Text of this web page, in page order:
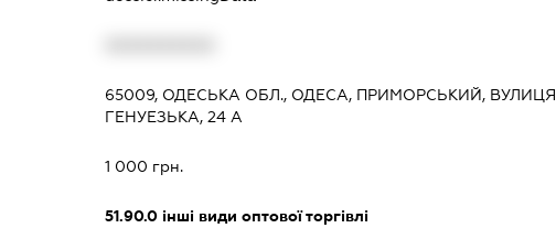
65009, ОДЕСЬКА ОБЛ., ОДЕСА, ПРИМОРСЬКИЙ, ВУЛИЦЯ
ГЕНУЕЗЬКА, 24 А
1 000 грн.
51.90.0 інші види оптової торгівлі